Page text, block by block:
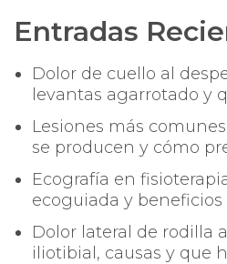
Entradas
Dolor de cuello al
levantas agarrotado y
Lesiones más
se producen y cómo
Ecografía en
ecoguiada y beneficios
Dolor lateral de rodilla
iliotibial, causas y que